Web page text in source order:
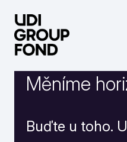
Měníme
Buďte u toho.